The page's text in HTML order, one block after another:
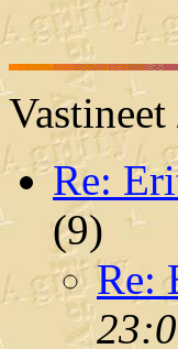
Re:
(9)
Re: